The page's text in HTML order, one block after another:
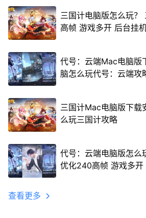
三国计电脑版怎么玩
高帧 游戏多开 后台挂
代号：云端Mac电脑版
脑怎么玩代号：云端攻
三国计Mac电脑版下载
么玩三国计攻略
代号：云端电脑版怎么
优化240高帧 游戏多开
查看更多